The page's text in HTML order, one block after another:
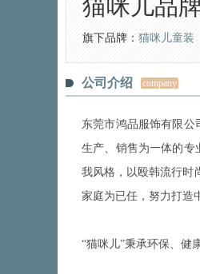
猫咪儿品
旗下品牌： 猫咪儿童装
公司介绍 company
东莞市鸿品服饰有限公
生产、销售为一体的专
我风格，以殴韩流行时
家庭为已任，努力打造
“猫咪儿”秉承环保、健